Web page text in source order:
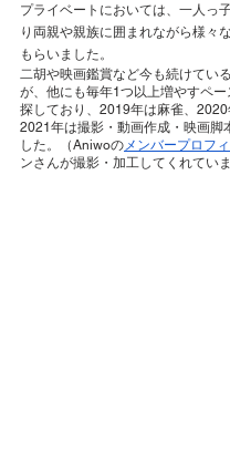
プライベートにおいては、一人っ
り両親や親族に囲まれながら様々
もらいました。
二胡や映画鑑賞など今も続けてい
が、他にも毎年1つ以上増やすペ
探しており、2019年は麻雀、2020
2021年は撮影・動画作成・映画脚
した。（Aniwoのメンバープロフ
ンさんが撮影・加工してくれていま